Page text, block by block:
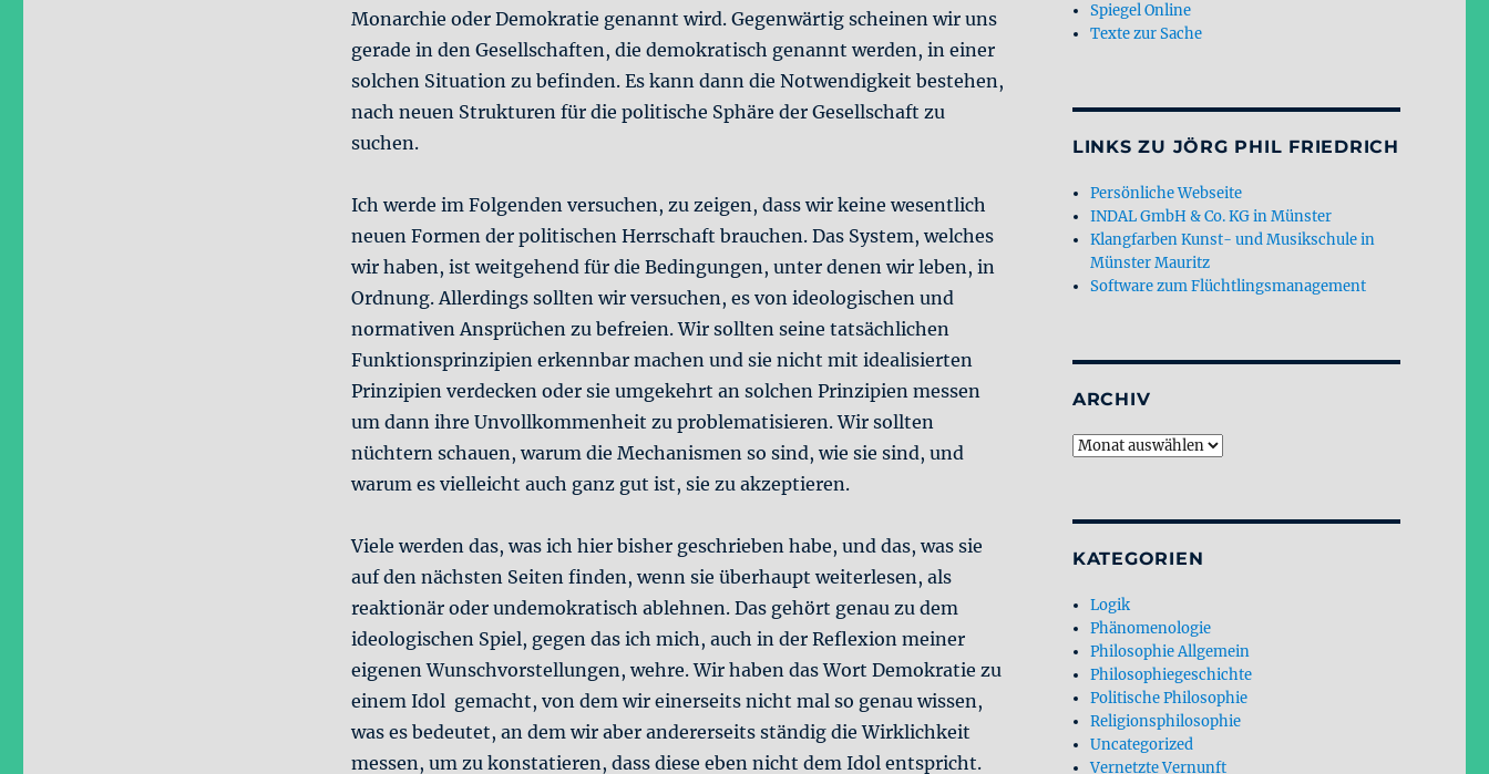
Monarchie oder Demokratie genannt wird. Gegenwärtig scheinen wir uns
gerade in den Gesellschaften, die demokratisch genannt werden, in einer
solchen Situation zu befinden. Es kann dann die Notwendigkeit bestehen,
nach neuen Strukturen für die politische Sphäre der Gesellschaft zu
suchen.
Ich werde im Folgenden versuchen, zu zeigen, dass wir keine wesentlich
neuen Formen der politischen Herrschaft brauchen. Das System, welches
wir haben, ist weitgehend für die Bedingungen, unter denen wir leben, in
Ordnung. Allerdings sollten wir versuchen, es von ideologischen und
normativen Ansprüchen zu befreien. Wir sollten seine tatsächlichen
Funktionsprinzipien erkennbar machen und sie nicht mit idealisierten
Prinzipien verdecken oder sie umgekehrt an solchen Prinzipien messen
um dann ihre Unvollkommenheit zu problematisieren. Wir sollten
nüchtern schauen, warum die Mechanismen so sind, wie sie sind, und
warum es vielleicht auch ganz gut ist, sie zu akzeptieren.
Viele werden das, was ich hier bisher geschrieben habe, und das, was sie
auf den nächsten Seiten finden, wenn sie überhaupt weiterlesen, als
reaktionär oder undemokratisch ablehnen. Das gehört genau zu dem
ideologischen Spiel, gegen das ich mich, auch in der Reflexion meiner
eigenen Wunschvorstellungen, wehre. Wir haben das Wort Demokratie zu
einem Idol gemacht, von dem wir einerseits nicht mal so genau wissen,
was es bedeutet, an dem wir aber andererseits ständig die Wirklichkeit
messen, um zu konstatieren, dass diese eben nicht dem Idol entspricht.
Spiegel Online
Texte zur Sache
LINKS ZU JÖRG PHIL FRIEDRICH
Persönliche Webseite
INDAL GmbH & Co. KG in Münster
Klangfarben Kunst- und Musikschule in
Münster Mauritz
Software zum Flüchtlingsmanagement
ARCHIV
Archiv
KATEGORIEN
Logik
Phänomenologie
Philosophie Allgemein
Philosophiegeschichte
Politische Philosophie
Religionsphilosophie
Uncategorized
Vernetzte Vernunft